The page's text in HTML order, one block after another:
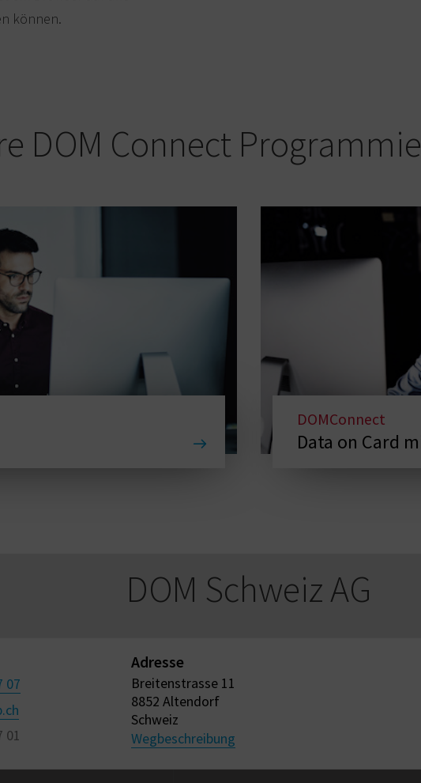
können.
DOM Connect
DOMConnect
Data on Card
DOM Schweiz AG
07
01
Adresse
Breitenstrasse 11
8852 Altendorf
Schweiz
Wegbeschreibung